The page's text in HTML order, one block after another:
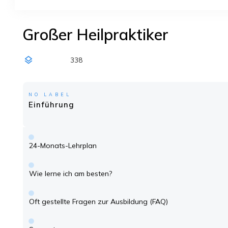
Großer Heilpraktiker
338
NO LABEL
Einführung
24-Monats-Lehrplan
Wie lerne ich am besten?
Oft gestellte Fragen zur Ausbildung (FAQ)